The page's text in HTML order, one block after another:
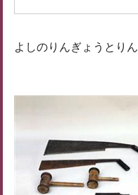
よしのりんぎょうとり